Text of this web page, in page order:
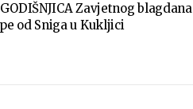
GODIŠNJICA Zavjetnog blagdana
od Sniga u Kukljici